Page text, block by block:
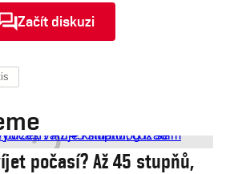
Začít diskuzi
počasí? Až 45 stupňů,